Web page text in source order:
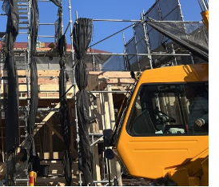
ZEH普及目標
ソーシャルメディアポリ
シー
MENU